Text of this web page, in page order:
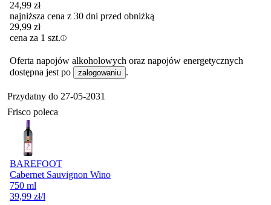
24,99 zł
najniższa cena z 30 dni przed obniżką
29,99 zł
cena za 1 szt.
Oferta napojów alkoholowych oraz napojów energetycznych
dostępna jest po
zalogowaniu .
Przydatny do 27-05-2031
Frisco poleca
BAREFOOT
Cabernet Sauvignon Wino
750 ml
39,99 zł/l